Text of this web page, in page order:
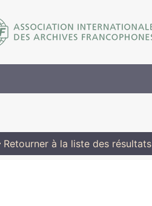
Retourner à la liste des résultats